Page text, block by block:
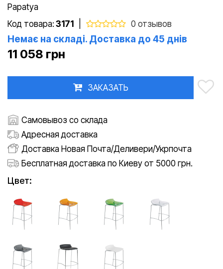
Papatya
Код товара: 3171 0 отзывов
Немає на складі. Доставка до 45 днів
11 058 грн
ЗАКАЗАТЬ
Самовывоз со склада
Адресная доставка
Доставка Новая Почта/Деливери/Укрпочта
Бесплатная доставка по Киеву от 5000 грн.
Цвет: